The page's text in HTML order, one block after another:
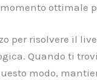
ottimale
per risolvere il
Quando ti
modo,